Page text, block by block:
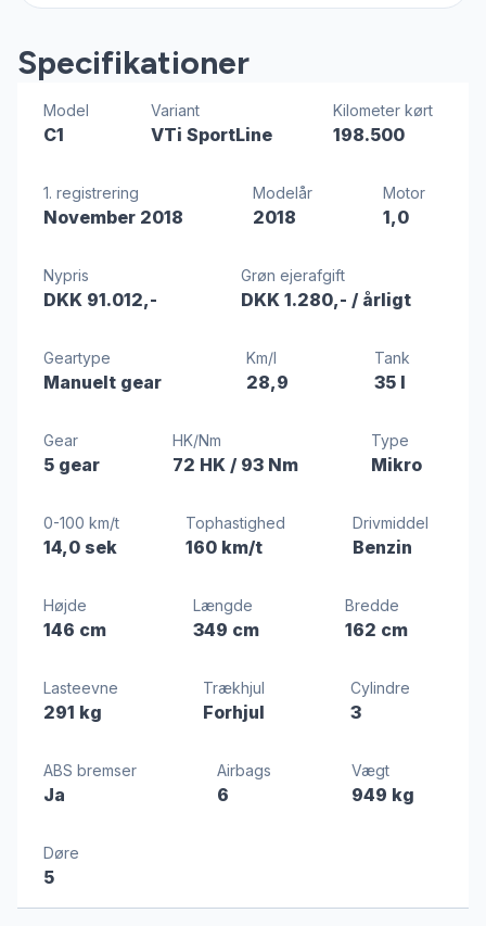
Specifikationer
Model
C1
Variant
VTi SportLine
Kilometer kørt
198.500
1. registrering
November 2018
Modelår
2018
Motor
1,0
Nypris
DKK 91.012,-
Grøn ejerafgift
DKK 1.280,- / årligt
Geartype
Manuelt gear
Km/l
28,9
Tank
35 l
Gear
5 gear
HK/Nm
72 HK / 93 Nm
Type
Mikro
0-100 km/t
14,0 sek
Tophastighed
160 km/t
Drivmiddel
Benzin
Højde
146 cm
Længde
349 cm
Bredde
162 cm
Lasteevne
291 kg
Trækhjul
Forhjul
Cylindre
3
ABS bremser
Ja
Airbags
6
Vægt
949 kg
Døre
5